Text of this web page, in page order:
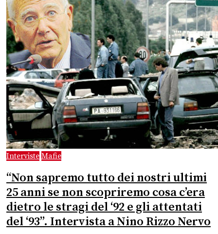
Interviste Mafie
“Non sapremo tutto dei nostri ultimi
25 anni se non scopriremo cosa c’era
dietro le stragi del ‘92 e gli attentati
del ‘93”. Intervista a Nino Rizzo Nervo